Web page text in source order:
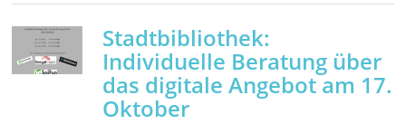
Stadtbibliothek:
Individuelle Beratung über
das digitale Angebot am 17.
Oktober